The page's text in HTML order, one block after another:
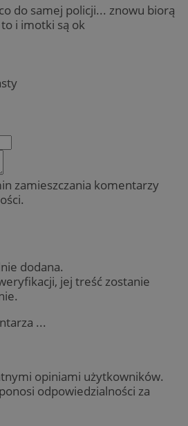
do samej policji... znowu biorą
i imotki są ok
zamieszczania komentarzy
dodana.
jej treść zostanie
...
opiniami użytkowników.
odpowiedzialności za